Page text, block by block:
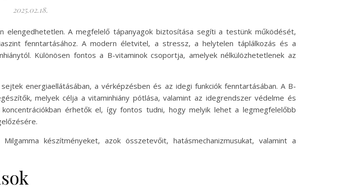
2025.02.18.
elengedhetetlen. A megfelelő tápanyagok biztosítása segíti a testünk működését,
fenntartásához. A modern életvitel, a stressz, a helytelen táplálkozás és a
Különösen fontos a B-vitaminok csoportja, amelyek nélkülözhetetlenek az
energiaellátásában, a vérképzésben és az idegi funkciók fenntartásában. A B-
melyek célja a vitaminhiány pótlása, valamint az idegrendszer védelme és
érhetők el, így fontos tudni, hogy melyik lehet a legmegfelelőbb
készítményeket, azok összetevőit, hatásmechanizmusukat, valamint a